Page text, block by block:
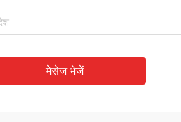
मेसेज भेजें